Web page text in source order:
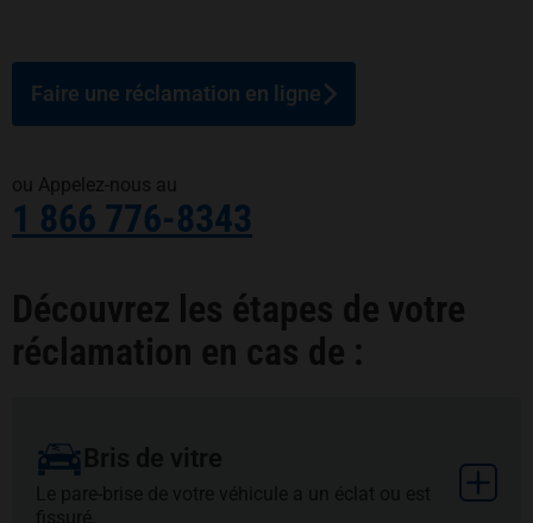
Faire une réclamation en ligne
ou Appelez-nous au
1 866 776-8343
Découvrez les étapes de votre
réclamation en cas de :
Plus